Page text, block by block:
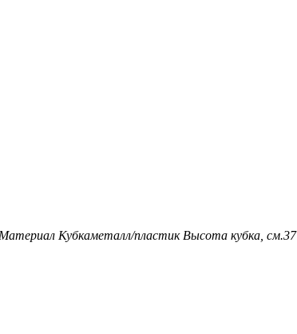
Материал Кубкаметалл/пластик Высота кубка, см.37